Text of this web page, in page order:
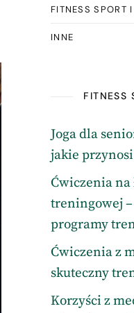
FITNESS SPORT
INNE
FITNESS
Joga dla
jakie
Ćwiczenia na
treningowej
programy
Ćwiczenia z
skuteczny
Korzyści z